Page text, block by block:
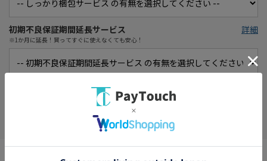
初期不良保証期間延長サービス
※1か月に延長！買ってすぐに使えなくても安心！
詳細
在庫がありません